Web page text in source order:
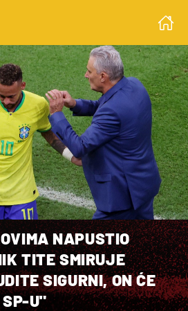
NAPUSTIO
TITE SMIRUJE
SIGURNI, ON ĆE
SP-U"